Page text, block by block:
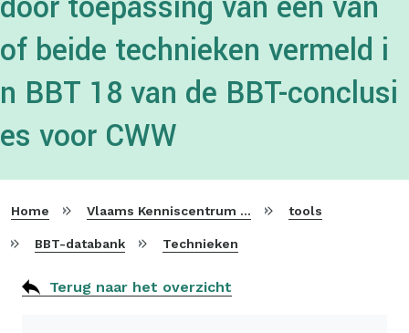
of beide technieken vermeld i
n BBT 18 van de BBT-conclusi
es voor CWW
Home Vlaams Kenniscentrum voor Beste Beschikbare Technieken tools
BBT-databank Technieken
Terug naar het overzicht